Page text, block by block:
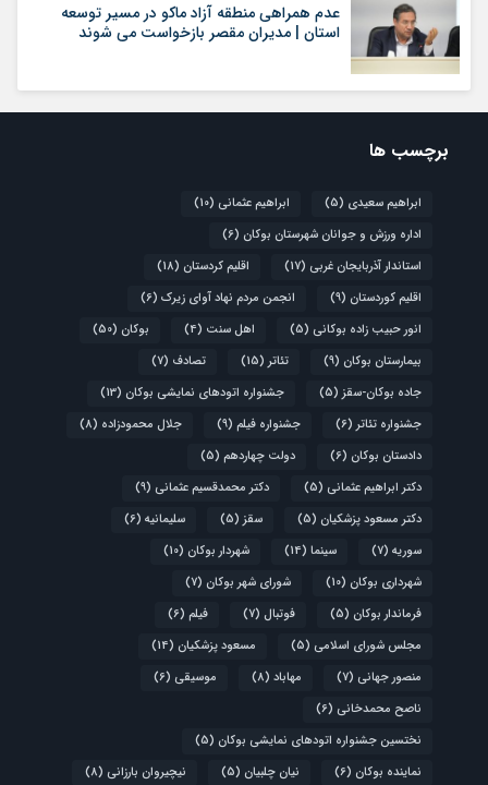
عدم همراهی منطقه آزاد ماکو در مسیر توسعه
استان | مدیران مقصر بازخواست می شوند
برچسب ها
ابراهیم سعیدی (5) ابراهیم عثمانی (10)
اداره ورزش و جوانان شهرستان بوکان (6)
استاندار آذربایجان غربی (17) اقلیم کردستان (18)
اقلیم کوردستان (9) انجمن مردم نهاد آوای زیرک (6)
انور حبیب زاده بوکانی (5) اهل سنت (4) بوکان (50)
بیمارستان بوکان (9) تئاتر (15) تصادف (7)
جاده بوکان-سقز (5) جشنواره اتودهای نمایشی بوکان (13)
جشنواره تئاتر (6) جشنواره فیلم (9) جلال محمودزاده (8)
دادستان بوکان (6) دولت چهاردهم (5)
دکتر ابراهیم عثمانی (5) دکتر محمدقسیم عثمانی (9)
دکتر مسعود پزشکیان (5) سقز (5) سلیمانیه (6)
سوریه (7) سینما (14) شهردار بوکان (10)
شهرداری بوکان (10) شورای شهر بوکان (7)
فرماندار بوکان (5) فوتبال (7) فیلم (6)
مجلس شورای اسلامی (5) مسعود پزشکیان (14)
منصور جهانی (7) مهاباد (8) موسیقی (6)
ناصح محمدخانی (6)
نختسین جشنواره اتودهای نمایشی بوکان (5)
نماینده بوکان (6) نیان چلبیان (5) نیچیروان بارزانی (8)